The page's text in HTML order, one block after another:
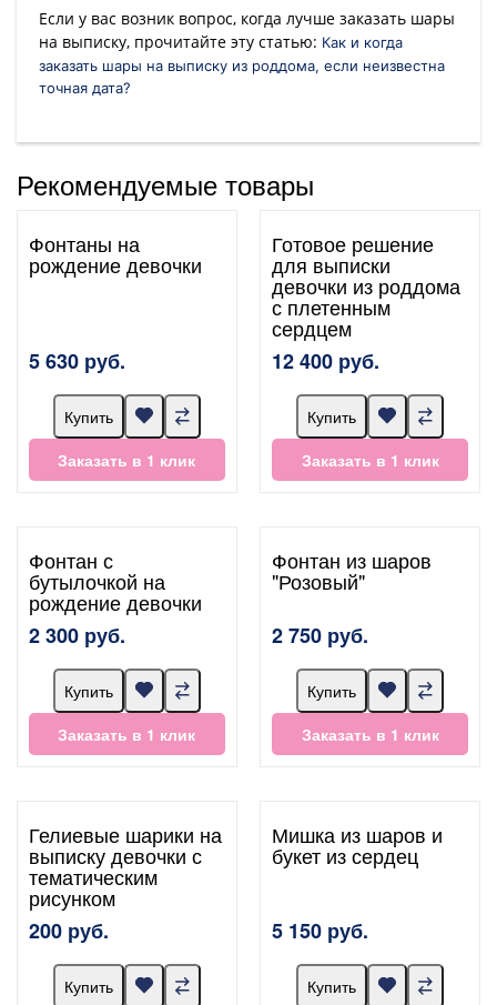
Если у вас возник вопрос, когда лучше заказать шары
на выписку, прочитайте эту статью: Как и когда
заказать шары на выписку из роддома, если неизвестна
точная дата?
Рекомендуемые товары
Фонтаны на
рождение девочки
5 630 руб.
Купить
Заказать в 1 клик
Готовое решение
для выписки
девочки из роддома
с плетенным
сердцем
12 400 руб.
Купить
Заказать в 1 клик
Фонтан с
бутылочкой на
рождение девочки
2 300 руб.
Купить
Заказать в 1 клик
Фонтан из шаров
"Розовый"
2 750 руб.
Купить
Заказать в 1 клик
Гелиевые шарики на
выписку девочки с
тематическим
рисунком
200 руб.
Купить
Мишка из шаров и
букет из сердец
5 150 руб.
Купить